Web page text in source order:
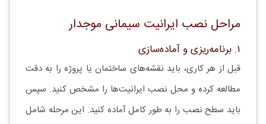
مراحل نصب ایرانیت سیمانی موجدار
۱. برنامه‌ریزی و آماده‌سازی
قبل از هر کاری، باید نقشه‌های ساختمان یا پروژه را به دقت
مطالعه کرده و محل نصب ایرانیت‌ها را مشخص کنید. سپس
باید سطح نصب را به طور کامل آماده کنید. این مرحله شامل